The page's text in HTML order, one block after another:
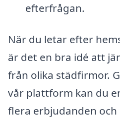
efterfrågan.
När du letar efter
är det en bra idé att
från olika städfirmor.
vår plattform kan du
flera erbjudanden